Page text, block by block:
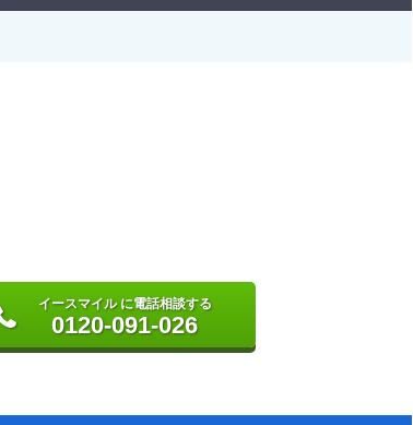
イースマイル に電話相談する
0120-091-026